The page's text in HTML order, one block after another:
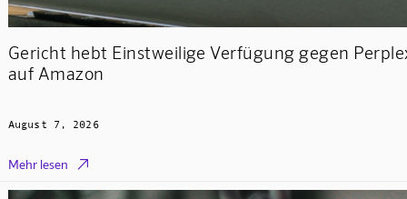
Gericht hebt Einstweilige Verfügung gegen
auf Amazon
August 7, 2026
Mehr lesen 